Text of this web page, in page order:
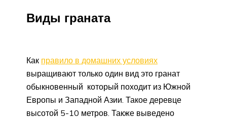
Виды граната
Как правило в домашних условиях
выращивают только один вид это гранат
обыкновенный который походит из Южной
Европы и Западной Азии. Такое деревце
высотой 5-10 метров. Также выведено